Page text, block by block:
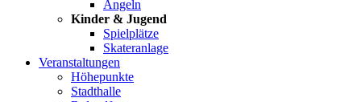
Angeln
Kinder & Jugend
Spielplätze
Skateranlage
Veranstaltungen
Höhepunkte
Stadthalle